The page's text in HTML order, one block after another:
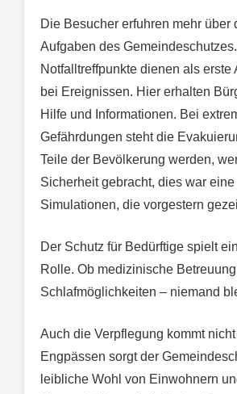
Die Besucher erfuhren mehr über
Aufgaben des Gemeindeschutzes.
Notfalltreffpunkte dienen als erste
bei Ereignissen. Hier erhalten
Hilfe und Informationen. Bei
Gefährdungen steht die
Teile der Bevölkerung werden,
Sicherheit gebracht, dies war eine
Simulationen, die vorgestern
Der Schutz für Bedürftige spielt
Rolle. Ob medizinische
Schlafmöglichkeiten – niemand
Auch die Verpflegung kommt
Engpässen sorgt der
leibliche Wohl von Einwohnern